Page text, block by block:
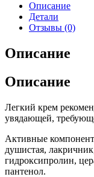
Описание
Детали
Отзывы (0)
Описание
Описание
Легкий крем
увядающей,
Активные
душистая,
гидроксипролин,
пантенол.